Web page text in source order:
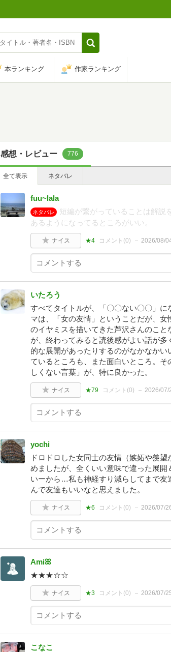
本ランキング 作家ランキング
感想・レビュー 776
全て表示 ネタバレ
fuu~lala
ネタバレ
短編が繋がっていることは解説
あるようになってるところがいい。
ナイス ★4 コメント(0) 2026/08/
いたろう
すべてタイトルが、「〇〇ない〇〇」
マは、「女の友情」ということだが、
のイヤミスを描いてきた芦沢さんのこ
が、終わってみると読後感がよい話が
的な展開があったりするのがなかなか
ているところも、また面白いところ。
しくない言葉」が、特に良かった。
ナイス ★79 コメント(0) 2026/07/
yochi
ドロドロした女同士の友情（嫉妬や羨
めましたが、全くいい意味で違った展
いーから…私も神経すり減らしてまで友
んで友達もいいなと思えました。
ナイス ★6 コメント(0) 2026/07/
Amiꕤ︎︎
★★★☆☆
ナイス ★3 コメント(0) 2026/07/
こなこ